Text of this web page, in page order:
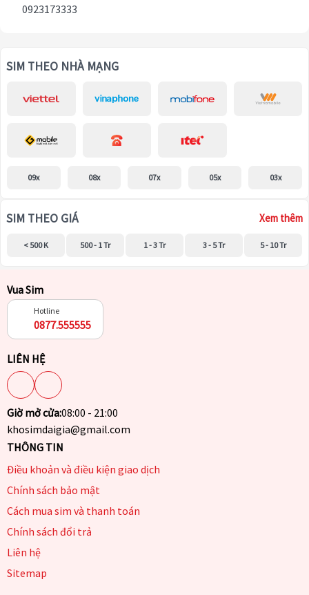
0923173333
SIM THEO NHÀ MẠNG
09x 08x 07x 05x 03x
SIM THEO GIÁ Xem thêm
< 500 K 500 - 1 Tr 1 - 3 Tr 3 - 5 Tr 5 - 10 Tr
Vua Sim
Hotline
0877.555555
LIÊN HỆ
Giờ mở cửa:08:00 - 21:00
khosimdaigia@gmail.com
THÔNG TIN
Điều khoản và điều kiện giao dịch
Chính sách bảo mật
Cách mua sim và thanh toán
Chính sách đổi trả
Liên hệ
Sitemap